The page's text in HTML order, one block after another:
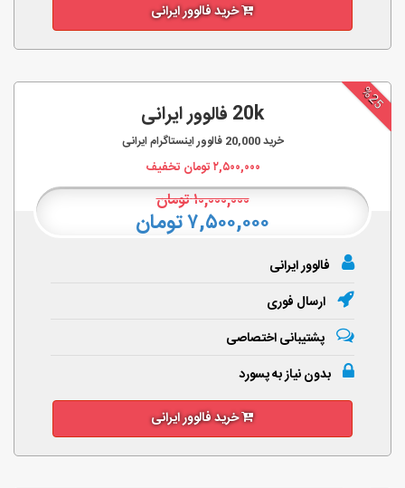
خرید فالوور ایرانی
%25
20k فالوور ایرانی
خرید20,000 فالوور اینستاگرام ایرانی
۲,۵۰۰,۰۰۰تومان تخفیف
۱۰,۰۰۰,۰۰۰تومان
۷,۵۰۰,۰۰۰ تومان
فالوور ایرانی
ارسال فوری
پشتیبانی اختصاصی
بدون نیاز به پسورد
خرید فالوور ایرانی